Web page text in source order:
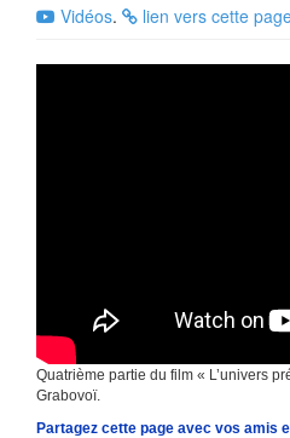
Vidéos. lien vers cette
Quatrième partie du film « L’univers
Grabovoï.
Partagez cette page avec vos amis